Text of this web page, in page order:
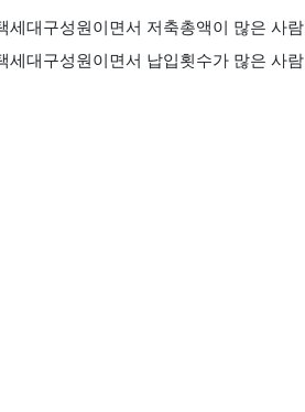
세대구성원이면서 저축총액이 많은 사람
세대구성원이면서 납입횟수가 많은 사람